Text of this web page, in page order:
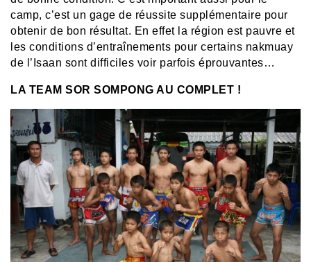
camp, c’est un gage de réussite supplémentaire pour
obtenir de bon résultat. En effet la région est pauvre et
les conditions d’entraînements pour certains nakmuay
de l’Isaan sont difficiles voir parfois éprouvantes…
LA TEAM SOR SOMPONG AU COMPLET !